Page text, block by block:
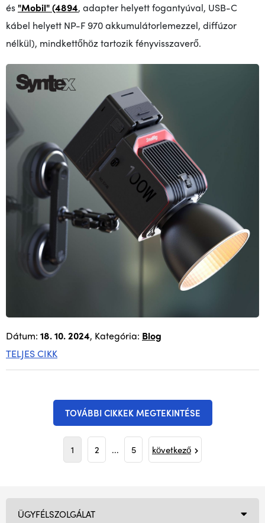
és"Mobil" (4894, adapter helyett fogantyúval, USB-C
kábel helyett NP-F 970 akkumulátorlemezzel, diffúzor
nélkül), mindkettőhöz tartozik fényvisszaverő.
Dátum: 18. 10. 2024, Kategória: Blog
TELJES CIKK
TOVÁBBI CIKKEK MEGTEKINTÉSE
1 2 ... 5 következő
ÜGYFÉLSZOLGÁLAT